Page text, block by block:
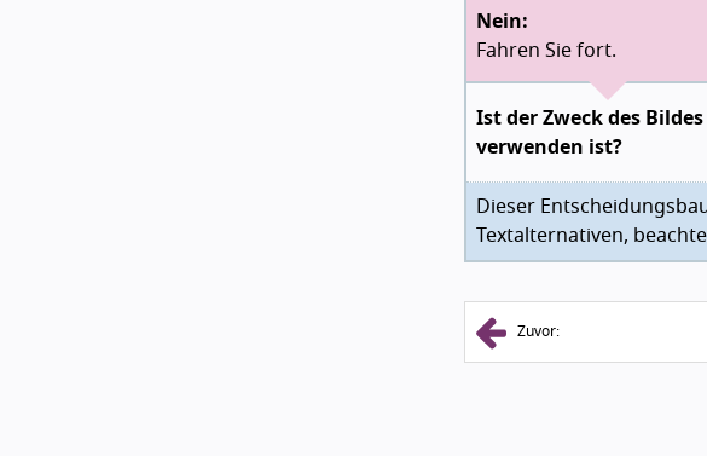
Nein:
Fahren Sie fort.
Ist der Zweck des
verwenden ist?
Dieser
Textalternativen,
Zuvor: